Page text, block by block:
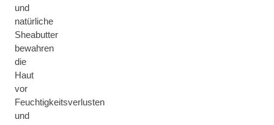
und
natürliche
Sheabutter
bewahren
die
Haut
vor
Feuchtigkeitsverlusten
und